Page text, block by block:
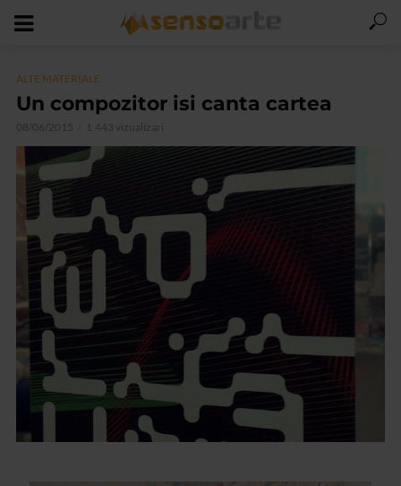
ALTE MATERIALE
Un compozitor isi canta cartea
08/06/2015 1.443 vizualizari